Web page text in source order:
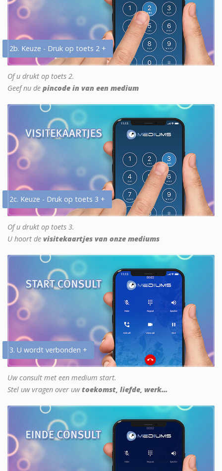
2b. Keuze - Druk op toets 2 +
Of u drukt op toets 2.
Geef nu de pincode in van een medium
2c. Keuze - Druk op toets 3 +
Of u drukt op toets 3.
U hoort de visitekaartjes van onze mediums
3. U wordt verbonden +
Uw consult met een medium start.
Stel uw vragen over uwtoekomst, liefde, werk...